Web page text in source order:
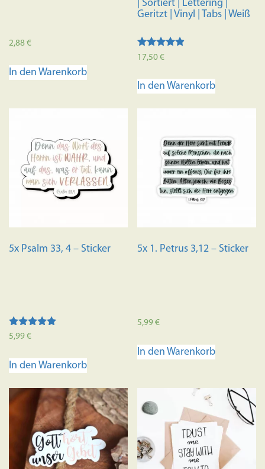
2,88€
In den Warenkorb
| Sortiert | Lettering |
Geritzt | Vinyl | Tabs | Weiß
Bewertet
mit
von 5
17,50€
In den Warenkorb
5x Psalm 33, 4 – Sticker
Bewertet mit
5,99€
In den Warenkorb
5x 1. Petrus 3,12 – Sticker
5,99€
In den Warenkorb